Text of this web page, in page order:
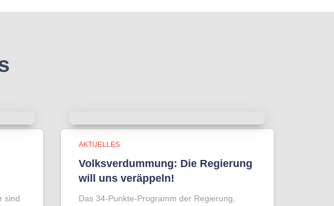
sind
AKTUELLES
Volksverdummung: Die Regierung
will uns veräppeln!
Das 34-Punkte-Programm der Regierung,